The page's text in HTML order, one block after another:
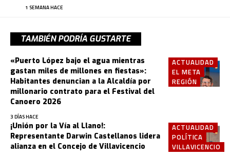
1 SEMANA HACE
TAMBIÉN PODRÍA GUSTARTE
ACTUALIDAD
EL META
REGIÓN
«Puerto López bajo el agua mientras
gastan miles de millones en fiestas»:
Habitantes denuncian a la Alcaldía por
millonario contrato para el Festival del
Canoero 2026
3 DÍAS HACE
ACTUALIDAD
POLÍTICA
VILLAVICENCIO
¡Unión por la Vía al Llano!:
Representante Darwin Castellanos lidera
alianza en el Concejo de Villavicencio